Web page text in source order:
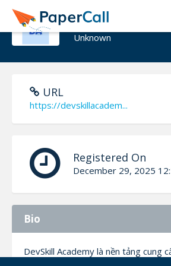
DevSkill
Unknown
URL
https://devskillacadem...
Registered On
December 29, 2025
Bio
DevSkill Academy là nền tảng cung